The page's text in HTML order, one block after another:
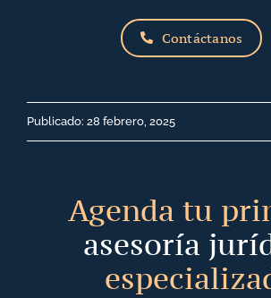
Contáctanos
Publicado: 28 febrero, 2025
Agenda tu
asesoría